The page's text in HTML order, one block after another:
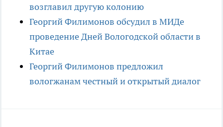
возглавил другую колонию
Георгий Филимонов обсудил в МИДе
проведение Дней Вологодской области в
Китае
Георгий Филимонов предложил
вологжанам честный и открытый диалог